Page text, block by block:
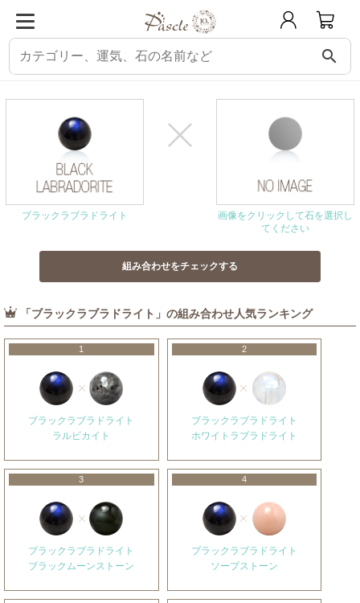
search
パスクル 組み合わせ・相性チェック ブラックラブラドライトと相性の良い石
ブラックラブラドライト
画像をクリックして石を選択し
てください
「ブラックラブラドライト」の組み合わせ人気ランキング
1
ブラックラブラドライト
ラルビカイト
2
ブラックラブラドライト
ホワイトラブラドライト
3
ブラックラブラドライト
ブラックムーンストーン
4
ブラックラブラドライト
ソープストーン